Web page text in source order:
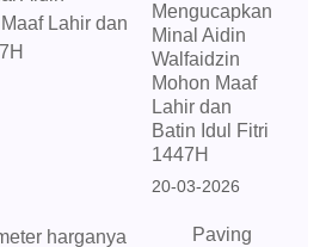
Mengucapkan
Minal Aidin
Walfaidzin
Mohon Maaf
Lahir dan
Batin Idul Fitri
1447H
20-03-2026
Paving